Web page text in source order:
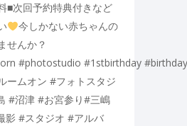
■次回予約特典付きなど
今しかない赤ちゃんの
せんか？
#photostudio #1stbirthday
ームオン #フォトスタジ
#沼津 #お宮参り#三嶋
影 #スタジオ #アルバ